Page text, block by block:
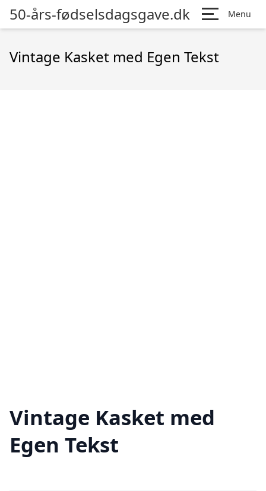
50-års-fødselsdagsgave.dk Menu
Vintage Kasket med Egen Tekst
Vintage Kasket med
Egen Tekst